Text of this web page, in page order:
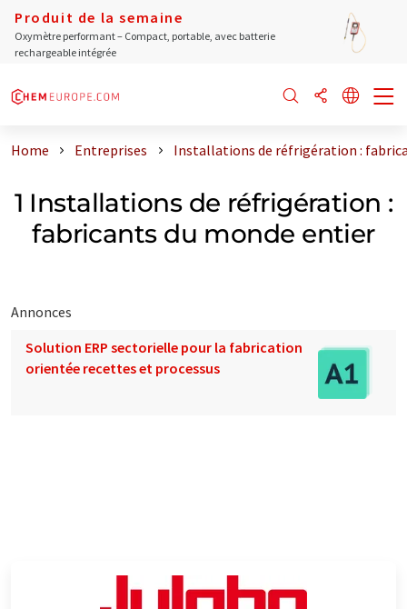
Produit de la semaine
Oxymètre performant – Compact, portable, avec batterie
rechargeable intégrée
Home Entreprises Installations de réfrigération :
1 Installations de réfrigération :
fabricants du monde entier
Annonces
Solution ERP sectorielle pour la fabrication
orientée recettes et processus